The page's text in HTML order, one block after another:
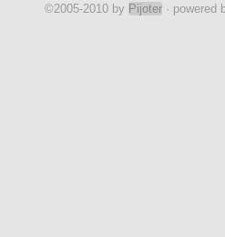
©2005-2010 by Pijoter · powered